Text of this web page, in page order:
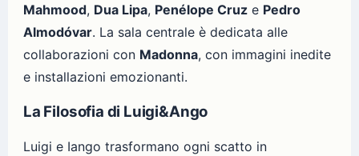
Mahmood, Dua Lipa, Penélope Cruz e Pedro
Almodóvar. La sala centrale è dedicata alle
collaborazioni con Madonna, con immagini inedite
e installazioni emozionanti.
La Filosofia di Luigi&Ango
Luigi e Iango trasformano ogni scatto in